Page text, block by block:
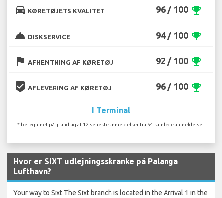
directions_car KØRETØJETS KVALITET 96 / 100 emoji_events
room_service DISKSERVICE 94 / 100 emoji_events
flag AFHENTNING AF KØRETØJ 92 / 100 emoji_events
beenhere AFLEVERING AF KØRETØJ 96 / 100 emoji_events
I Terminal
* beregninet på grundlag af 12 seneste anmeldelser fra 54 samlede anmeldelser.
Hvor er SIXT udlejningsskranke på Palanga
Lufthavn?
Your way to Sixt The Sixt branch is located in the Arrival 1 in the